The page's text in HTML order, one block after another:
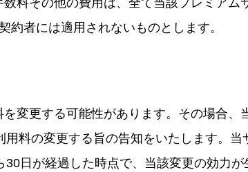
料その他の費用は、全て当該プレミアム
約者には適用されないものとします。
変更する可能性があります。その場合、
用料の変更する旨の告知をいたします。
日が経過した時点で、当該変更の効力